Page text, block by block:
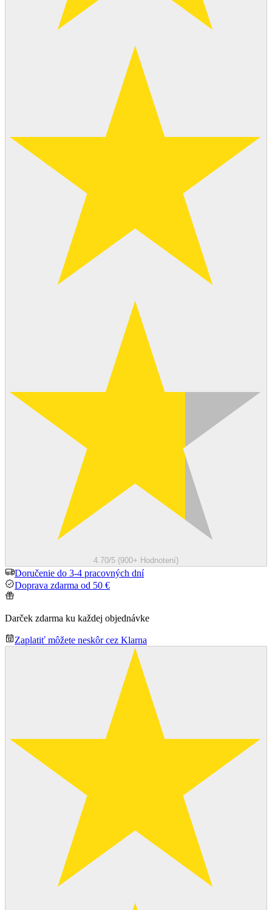
4.70/5 (900+ Hodnotení)
Doručenie do 3-4 pracovných dní
Doprava zdarma od 50 €
Darček zdarma ku každej objednávke
Zaplatiť môžete neskôr cez Klarna